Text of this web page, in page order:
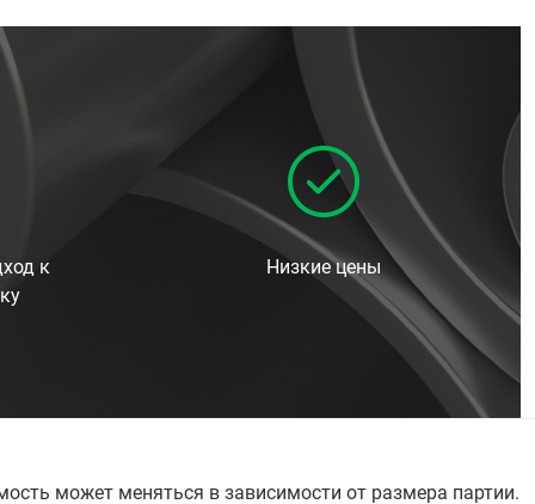
к
Низкие цены
может меняться в зависимости от размера партии.